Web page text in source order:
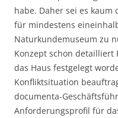
habe. Daher sei es
für mindestens
Naturkundemuseum zu
Konzept schon
das Haus festgelegt
Konfliktsituation
documenta-
Anforderungsprofil für